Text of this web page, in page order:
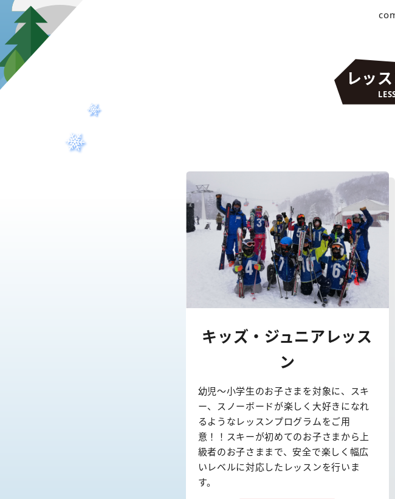
レッ
キッズ・ジュニアレッス
ン
幼児～小学生のお子さまを対象に、スキ
ー、スノーボードが楽しく大好きになれ
るようなレッスンプログラムをご用
意！！スキーが初めてのお子さまから上
級者のお子さままで、安全で楽しく幅広
いレベルに対応したレッスンを行いま
す。